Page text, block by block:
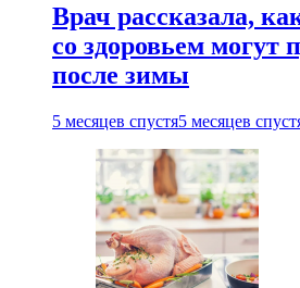
Врач рассказала,
со здоровьем могут
после зимы
5 месяцев спустя5 месяцев